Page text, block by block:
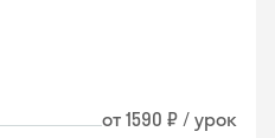
от 1590 ₽ / урок